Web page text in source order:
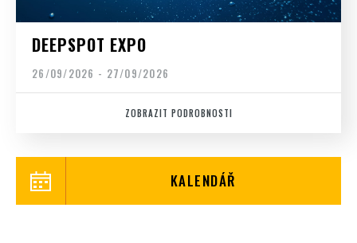
DEEPSPOT EXPO
26/09/2026 - 27/09/2026
ZOBRAZIT PODROBNOSTI
KALENDÁŘ